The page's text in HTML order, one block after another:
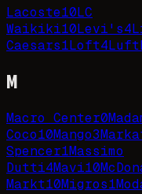
Lacoste10LC
Waikiki10Levi's4
Caesars1Loft4
M
Macro Center0
Coco10Mango3
Spencer1Massimo
Dutti4Mavi10
Markt10Migros1